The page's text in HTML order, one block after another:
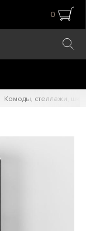
0
Комоды, стеллажи,